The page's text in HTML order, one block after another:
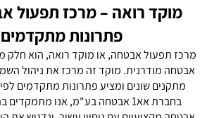
מוקד רואה – מרכז תפעול
פתרונות מתקדמים
מרכז תפעול אבטחה, או מוקד רואה, הוא חלק
אבטחה מודרנית. מוקד זה מרכז את ניהול
מתקנים שונים ומציע פתרונות מתקדמים
בחברת אא1 אבטחה בע"מ, אנו